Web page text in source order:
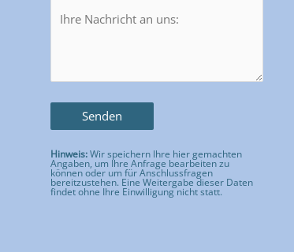
Hinweis:Wir speichern Ihre hier gemachten
Angaben, um Ihre Anfrage bearbeiten zu
können oder um für Anschlussfragen
bereitzustehen. Eine Weitergabe dieser Daten
findet ohne Ihre Einwilligung nicht statt.